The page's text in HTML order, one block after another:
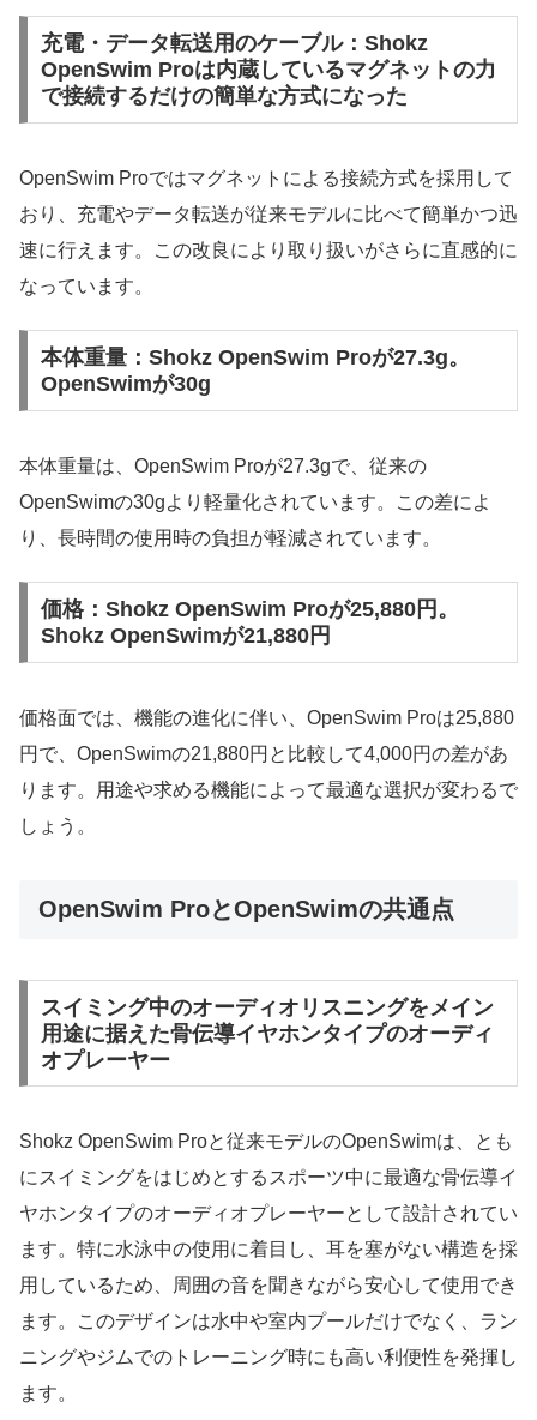
充電・データ転送用のケーブル：Shokz
OpenSwim Proは内蔵しているマグネットの力
で接続するだけの簡単な方式になった
OpenSwim Proではマグネットによる接続方式を採用して
おり、充電やデータ転送が従来モデルに比べて簡単かつ迅
速に行えます。この改良により取り扱いがさらに直感的に
なっています。
本体重量：Shokz OpenSwim Proが27.3g。
OpenSwimが30g
本体重量は、OpenSwim Proが27.3gで、従来の
OpenSwimの30gより軽量化されています。この差によ
り、長時間の使用時の負担が軽減されています。
価格：Shokz OpenSwim Proが25,880円。
Shokz OpenSwimが21,880円
価格面では、機能の進化に伴い、OpenSwim Proは25,880
円で、OpenSwimの21,880円と比較して4,000円の差があ
ります。用途や求める機能によって最適な選択が変わるで
しょう。
OpenSwim ProとOpenSwimの共通点
スイミング中のオーディオリスニングをメイン
用途に据えた骨伝導イヤホンタイプのオーディ
オプレーヤー
Shokz OpenSwim Proと従来モデルのOpenSwimは、とも
にスイミングをはじめとするスポーツ中に最適な骨伝導イ
ヤホンタイプのオーディオプレーヤーとして設計されてい
ます。特に水泳中の使用に着目し、耳を塞がない構造を採
用しているため、周囲の音を聞きながら安心して使用でき
ます。このデザインは水中や室内プールだけでなく、ラン
ニングやジムでのトレーニング時にも高い利便性を発揮し
ます。